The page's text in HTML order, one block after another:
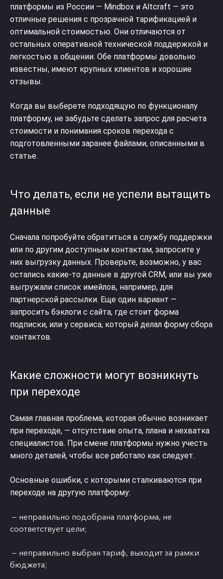
платформы из России — Mindbox и Altcraft — это
отличные решения с прозрачной тарификацией и
оптимальной стоимостью. Они отличаются от
остальных оперативной технической поддержкой и
легкостью в общении. Обе платформы довольно
известны, имеют крупных клиентов и хорошие
отзывы.
Когда вы выберете подходящую по функционалу
платформу, не забудьте сделать запрос для расчета
стоимости и понимания сроков перехода с
подготовленными заранее файлами, описанными в
статье.
Что делать, если не успели вытащить
данные
Сначала попробуйте обратиться в службу поддержки
или по другим доступным контактам, запросите у
них выгрузку данных. Проверьте, возможно, у вас
остались какие-то данные в другой CRM, или вы уже
выгружали список имейлов, например, для
партнерской рассылки. Еще один вариант —
запросить бэклоги с сайта, где стоит форма
подписки, или у сервиса, который делал форму сбора
контактов.
Какие сложности могут возникнуть
при переходе
Самая главная проблема, которая обычно возникает
при переходе, — отсутствие опыта, плана и нехватка
специалистов. При смене платформы нужно учесть
много деталей, чтобы все работало как следует.
Основные ошибки, с которыми сталкиваются при
переходе на другую платформу:
— неправильно подобрана платформа, не
соответствует цели;
— неправильно выбран тариф, выходит за рамки
бюджета;